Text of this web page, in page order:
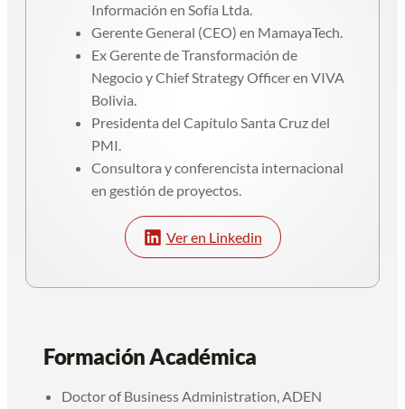
Información en Sofía Ltda.
Gerente General (CEO) en MamayaTech.
Ex Gerente de Transformación de
Negocio y Chief Strategy Officer en VIVA
Bolivia.
Presidenta del Capítulo Santa Cruz del
PMI.
Consultora y conferencista internacional
en gestión de proyectos.
Ver en Linkedin
Formación Académica
Doctor of Business Administration, ADEN